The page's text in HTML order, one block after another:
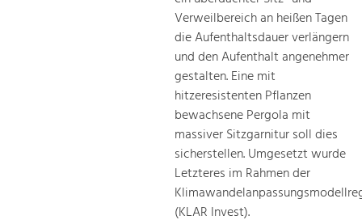
Verweilbereich an heißen Tagen
die Aufenthaltsdauer verlängern
und den Aufenthalt angenehmer
gestalten. Eine mit
hitzeresistenten Pflanzen
bewachsene Pergola mit
massiver Sitzgarnitur soll dies
sicherstellen. Umgesetzt wurde
Letzteres im Rahmen der
(KLAR Invest).